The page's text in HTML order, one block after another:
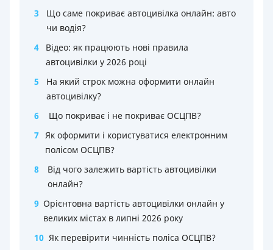
3
Що саме покриває автоцивілка онлайн: авто
чи водія?
4
Відео: як працюють нові правила
автоцивілки у 2026 році
5
На який строк можна оформити онлайн
автоцивілку?
6
Що покриває і не покриває ОСЦПВ?
7 Як оформити і користуватися електронним
полісом ОСЦПВ?
8
Від чого залежить вартість автоцивілки
онлайн?
9 Орієнтовна вартість автоцивілки онлайн у
великих містах в липні 2026 року
10 Як перевірити чинність поліса ОСЦПВ?